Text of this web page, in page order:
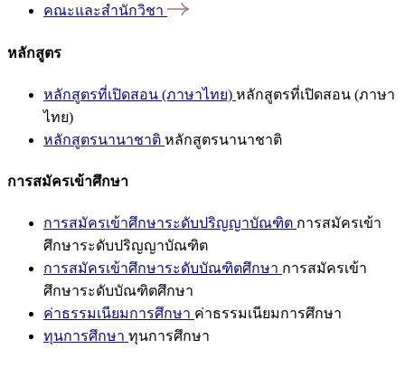
คณะและสำนักวิชา
หลักสูตร
หลักสูตรที่เปิดสอน (ภาษาไทย) หลักสูตรที่เปิดสอน (ภาษา
ไทย)
หลักสูตรนานาชาติ หลักสูตรนานาชาติ
การสมัครเข้าศึกษา
การสมัครเข้าศึกษาระดับปริญญาบัณฑิต การสมัครเข้า
ศึกษาระดับปริญญาบัณฑิต
การสมัครเข้าศึกษาระดับบัณฑิตศึกษา การสมัครเข้า
ศึกษาระดับบัณฑิตศึกษา
ค่าธรรมเนียมการศึกษา ค่าธรรมเนียมการศึกษา
ทุนการศึกษา ทุนการศึกษา